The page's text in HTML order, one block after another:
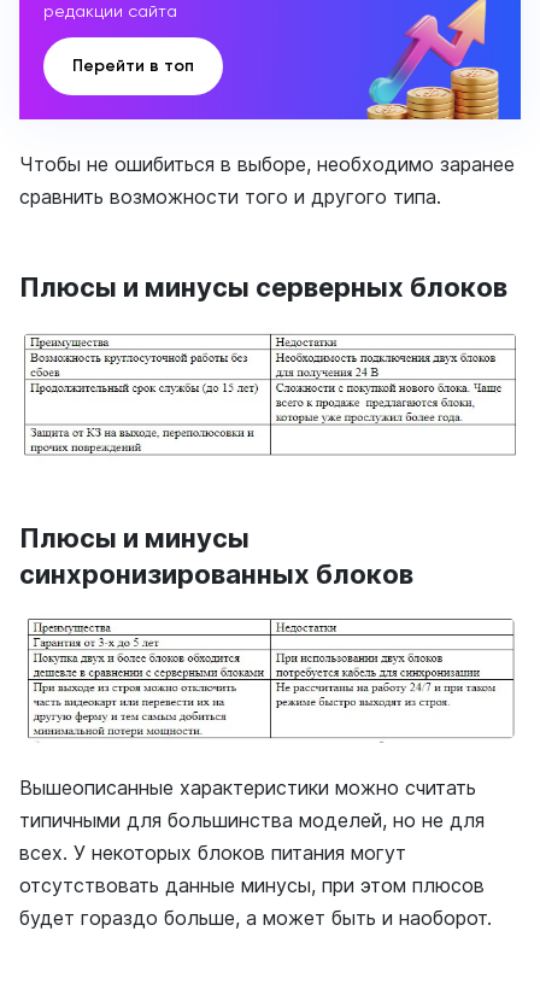
редакции сайта
Перейти в топ
Чтобы не ошибиться в выборе, необходимо заранее
сравнить возможности того и другого типа.
Плюсы и минусы серверных блоков
Плюсы и минусы
синхронизированных блоков
Вышеописанные характеристики можно считать
типичными для большинства моделей, но не для
всех. У некоторых блоков питания могут
отсутствовать данные минусы, при этом плюсов
будет гораздо больше, а может быть и наоборот.